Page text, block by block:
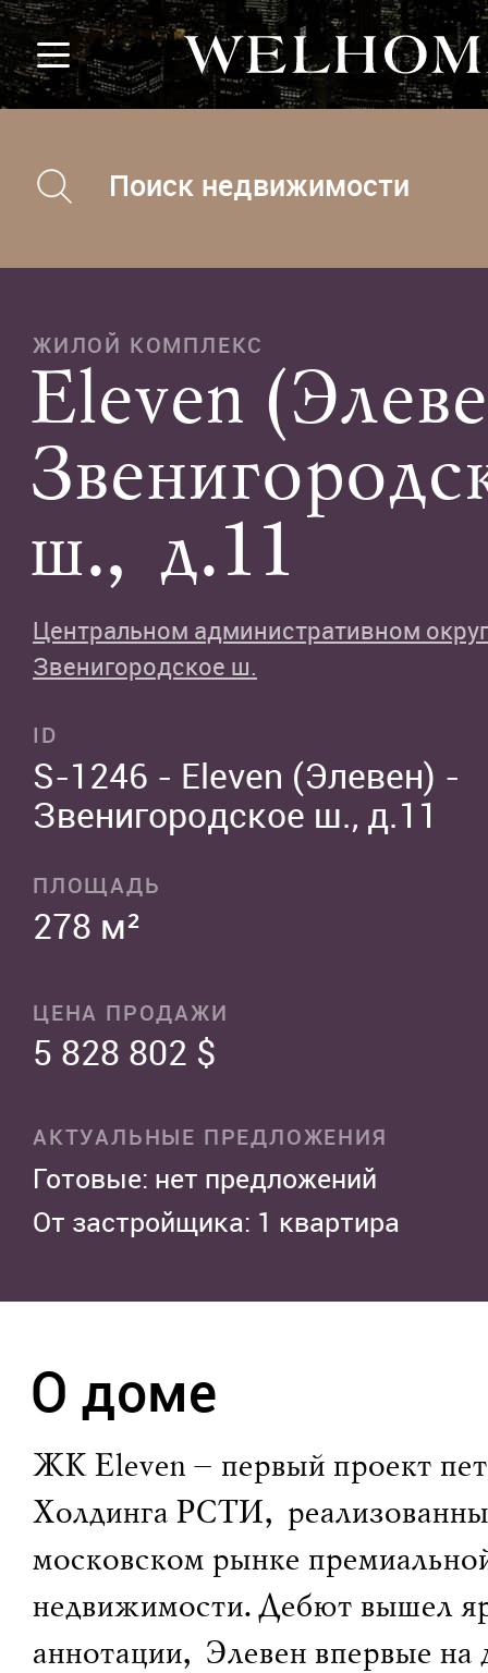
Поиск недвижимости
ЖИЛОЙ КОМПЛЕКС
Eleven
ш., д.11
Центральном административном
Звенигородское ш.
ID
S-1246 - Eleven (Элевен) -
Звенигородское ш., д.11
ПЛОЩАДЬ
278 м²
ЦЕНА ПРОДАЖИ
5 828 802 $
АКТУАЛЬНЫЕ ПРЕДЛОЖЕНИЯ
Готовые: нет предложений
От застройщика: 1 квартира
О доме
ЖК Eleven – первый проект
Холдинга РСТИ,
московском рынке
недвижимости. Дебют вышел
аннотации, Элевен впервые на